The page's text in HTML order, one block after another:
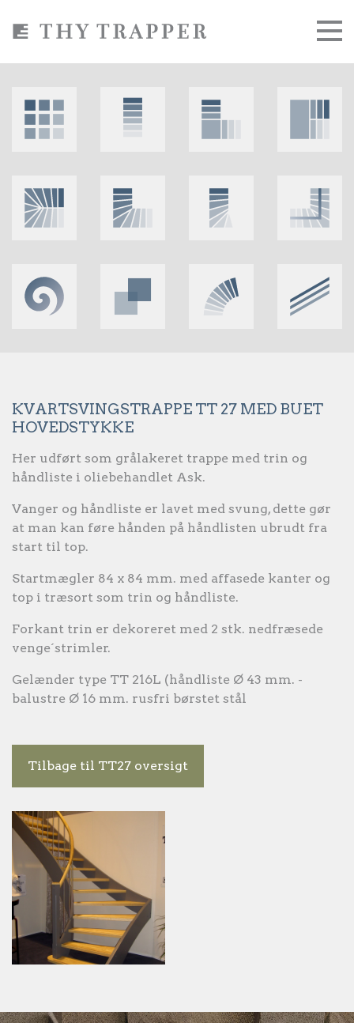
KVARTSVINGSTRAPPE TT 27 MED BUET
HOVEDSTYKKE
Her udført som grålakeret trappe med trin og
håndliste i oliebehandlet Ask.
Vanger og håndliste er lavet med svung, dette gør
at man kan føre hånden på håndlisten ubrudt fra
start til top.
Startmægler 84 x 84 mm. med affasede kanter og
top i træsort som trin og håndliste.
Forkant trin er dekoreret med 2 stk. nedfræsede
venge´strimler.
Gelænder type TT 216L (håndliste Ø 43 mm. -
balustre Ø 16 mm. rusfri børstet stål
Tilbage til TT27 oversigt